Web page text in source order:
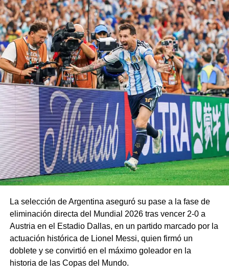
La selección de Argentina aseguró su pase a la fase de
eliminación directa del Mundial 2026 tras vencer 2-0 a
Austria en el Estadio Dallas, en un partido marcado por la
actuación histórica de Lionel Messi, quien firmó un
doblete y se convirtió en el máximo goleador en la
historia de las Copas del Mundo.